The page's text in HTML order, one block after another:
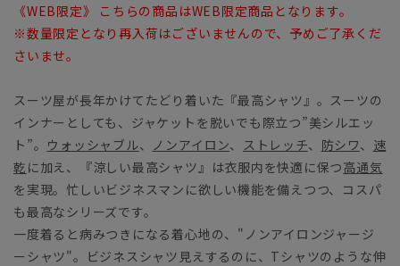
《WEB限定》 こちらの商品はWEB限定商品となります。
※数量限定となり再入荷はございませんので、予めご了承くだ
さいませ。
スーツ屋が長年かけてたどり着いた『最高シャツ』。スーツの
インナーとしても、ジャケットを脱いでも際立つ”美シルエッ
ト”。 ウォッシャブル、 ノンアイロン、 ストレッチ、 防シワ、 速
乾 に加え、『涼しい最高シャツ』は衣服内を快適に保つ高通気
を実現。忙しいビジネスマンに欲しい機能を備えつつ、コスパ
も最高なシリーズです。
一度着ると病みつきになる着心地の、"ノンアイロンジャージ
ーシャツ"。ビジネスシャツ見えするのに、Tシャツのような伸